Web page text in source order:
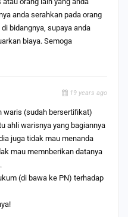
anda serahkan pada orang
bidangnya, supaya anda
biaya. Semoga
19 years ago
waris (sudah bersertifikat)
ahli warisnya yang bagiannya
juga tidak mau menanda
mau memnberikan datanya
(di bawa ke PN) terhadap